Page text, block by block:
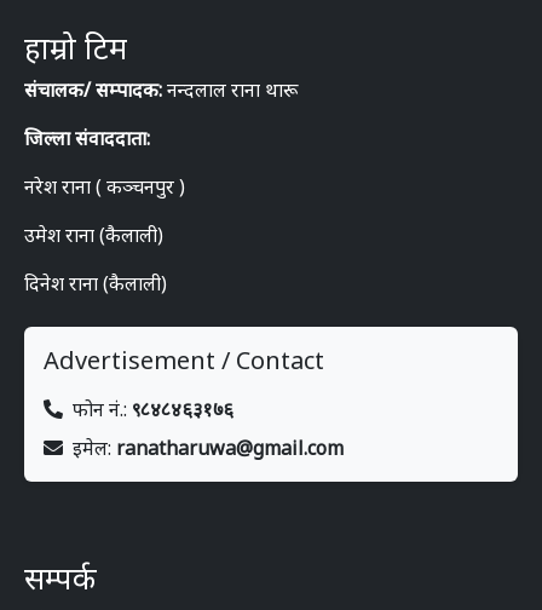
हाम्रो टिम
संचालक/ सम्पादक:नन्दलाल राना थारू
जिल्ला संवाददाता:
नरेश राना ( कञ्चनपुर )
उमेश राना (कैलाली)
दिनेश राना (कैलाली)
Advertisement / Contact
फोन नं.: ९८४८४६३१७६
इमेल: ranatharuwa@gmail.com
सम्पर्क